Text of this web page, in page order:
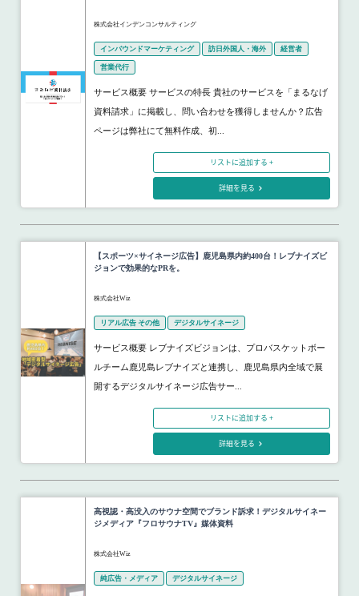
株式会社インデンコンサルティング
インバウンドマーケティング 訪日外国人・海外 経営者
営業代行
サービス概要 サービスの特長 貴社のサービスを「まるなげ
資料請求」に掲載し、問い合わせを獲得しませんか？広告
ページは弊社にて無料作成、初...
リストに追加する +
詳細を見る
【スポーツ×サイネージ広告】鹿児島県内約400台！レブナイズビ
ジョンで効果的なPRを。
株式会社Wiz
リアル広告 その他 デジタルサイネージ
サービス概要 レブナイズビジョンは、プロバスケットボー
ルチーム鹿児島レブナイズと連携し、鹿児島県内全域で展
開するデジタルサイネージ広告サー...
リストに追加する +
詳細を見る
高視認・高没入のサウナ空間でブランド訴求！デジタルサイネー
ジメディア『フロサウナTV』媒体資料
株式会社Wiz
純広告・メディア デジタルサイネージ